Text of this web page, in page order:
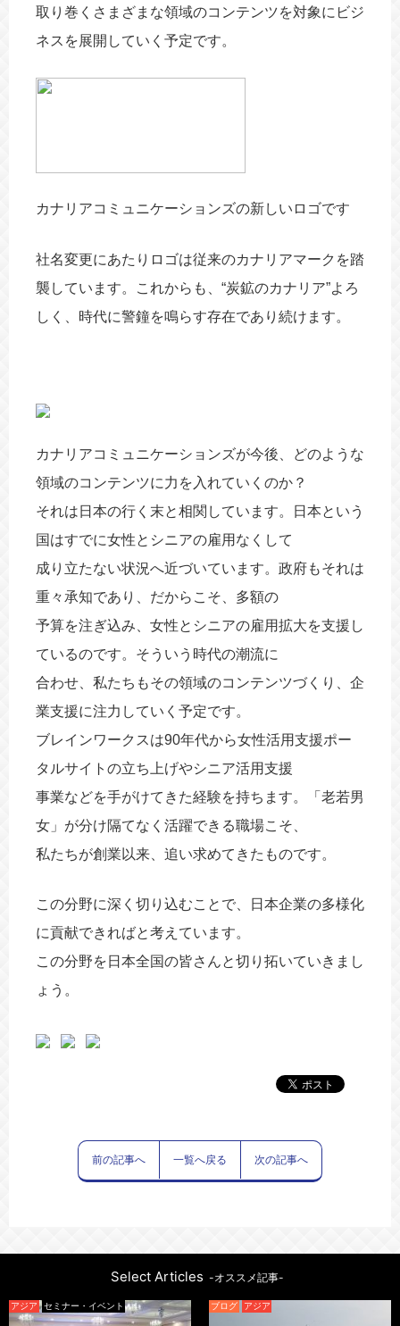
取り巻くさまざまな領域のコンテンツを対象にビジ
ネスを展開していく予定です。
カナリアコミュニケーションズの新しいロゴです
社名変更にあたりロゴは従来のカナリアマークを踏
襲しています。これからも、“炭鉱のカナリア”よろ
しく、時代に警鐘を鳴らす存在であり続けます。
カナリアコミュニケーションズが今後、どのような
領域のコンテンツに力を入れていくのか？
それは日本の行く末と相関しています。日本という
国はすでに女性とシニアの雇用なくして
成り立たない状況へ近づいています。政府もそれは
重々承知であり、だからこそ、多額の
予算を注ぎ込み、女性とシニアの雇用拡大を支援し
ているのです。そういう時代の潮流に
合わせ、私たちもその領域のコンテンツづくり、企
業支援に注力していく予定です。
ブレインワークスは90年代から女性活用支援ポー
タルサイトの立ち上げやシニア活用支援
事業などを手がけてきた経験を持ちます。「老若男
女」が分け隔てなく活躍できる職場こそ、
私たちが創業以来、追い求めてきたものです。
この分野に深く切り込むことで、日本企業の多様化
に貢献できればと考えています。
この分野を日本全国の皆さんと切り拓いていきまし
ょう。
前の記事へ 一覧へ戻る 次の記事へ
Select Articles -オススメ記事-
アジア セミナー・イベント ブログ アジア